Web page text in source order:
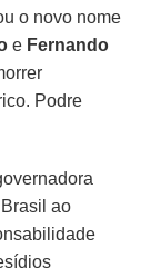
o novo nome
e Fernando
Podre
ao